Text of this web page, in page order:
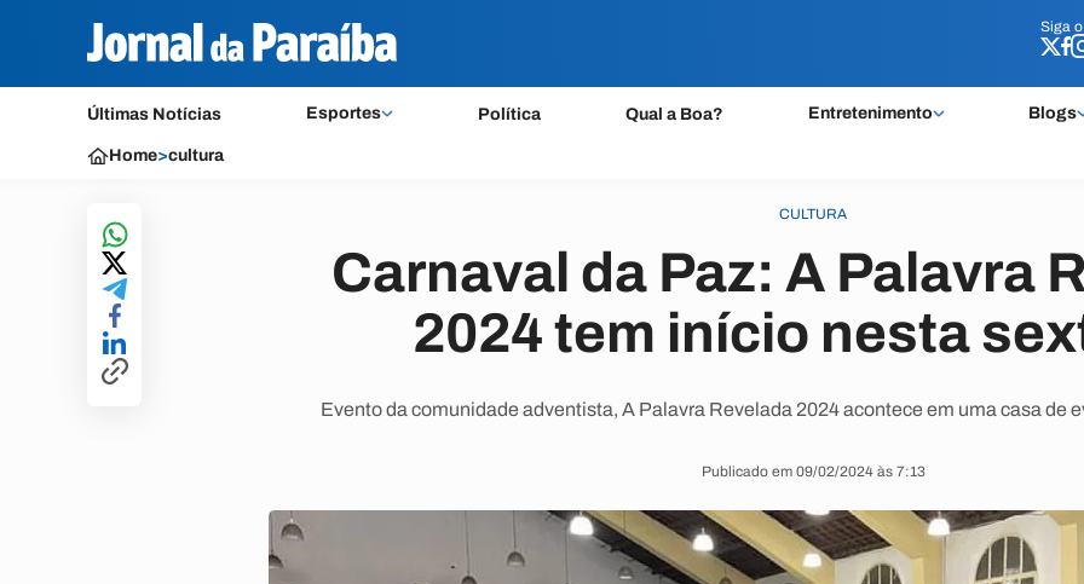
Siga
Últimas Notícias Esportes Política Qual a Boa? Entretenimento Blogs
Siga
Home>cultura
CULTURA
Carnaval da Paz: A Palavra
2024 tem início nesta
Evento da comunidade adventista, A Palavra Revelada 2024 acontece em uma casa de
Publicado em 09/02/2024 às 7:13